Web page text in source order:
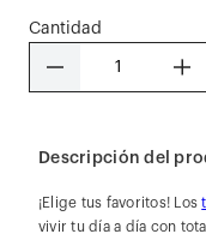
Cantidad
＋
－
Descripción del
¡Elige tus favoritos! Los
vivir tu día a día con